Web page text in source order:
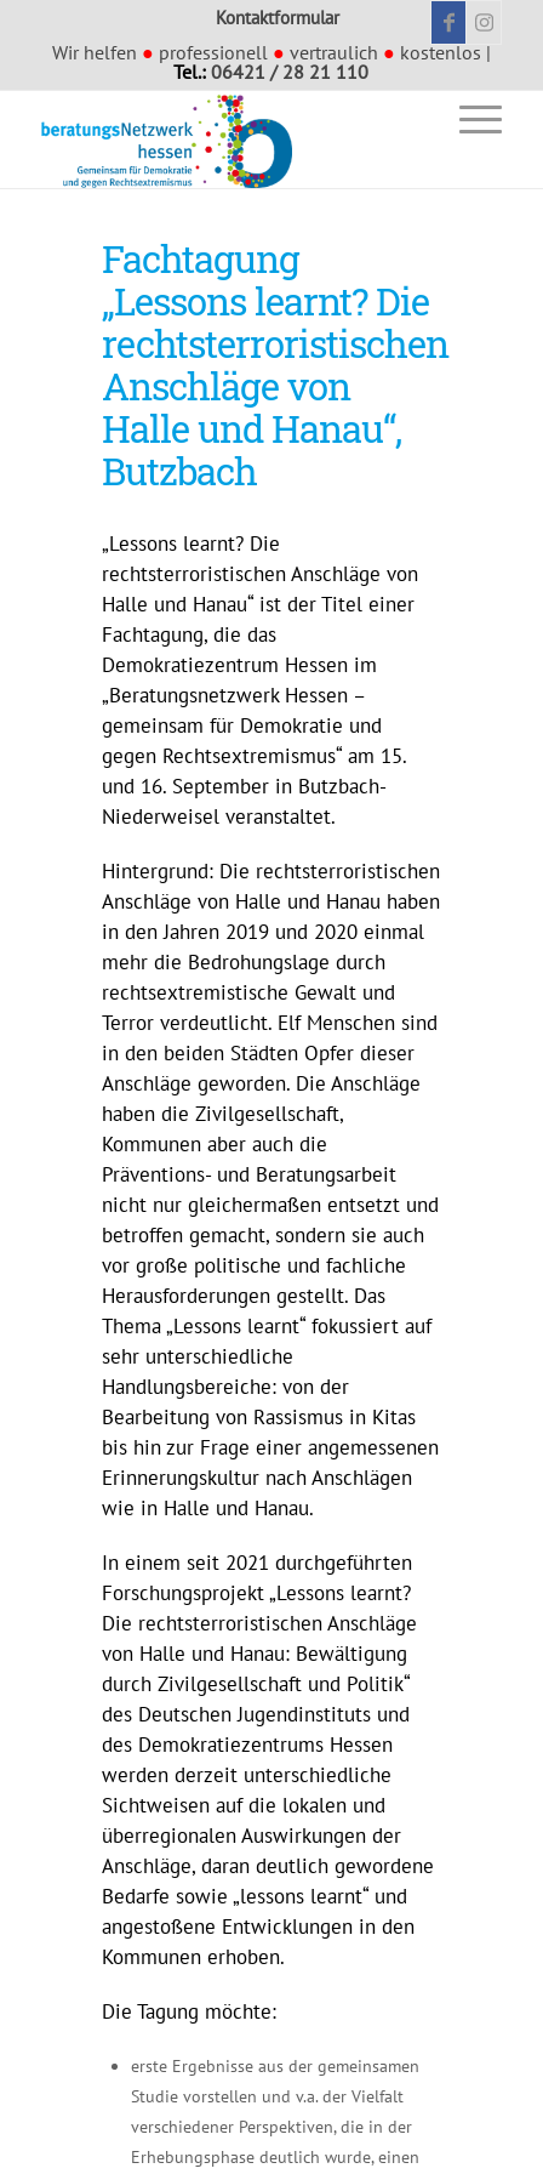
Kontaktformular
Wir helfen ● professionell ● vertraulich ● kostenlos |
Tel.:06421 / 28 21 110
Fachtagung
„Lessons learnt? Die
rechtsterroristischen
Anschläge von
Halle und Hanau“,
Butzbach
„Lessons learnt? Die
rechtsterroristischen Anschläge von
Halle und Hanau“ ist der Titel einer
Fachtagung, die das
Demokratiezentrum Hessen im
„Beratungsnetzwerk Hessen –
gemeinsam für Demokratie und
gegen Rechtsextremismus“ am 15.
und 16. September in Butzbach-
Niederweisel veranstaltet.
Hintergrund: Die rechtsterroristischen
Anschläge von Halle und Hanau haben
in den Jahren 2019 und 2020 einmal
mehr die Bedrohungslage durch
rechtsextremistische Gewalt und
Terror verdeutlicht. Elf Menschen sind
in den beiden Städten Opfer dieser
Anschläge geworden. Die Anschläge
haben die Zivilgesellschaft,
Kommunen aber auch die
Präventions- und Beratungsarbeit
nicht nur gleichermaßen entsetzt und
betroffen gemacht, sondern sie auch
vor große politische und fachliche
Herausforderungen gestellt. Das
Thema „Lessons learnt“ fokussiert auf
sehr unterschiedliche
Handlungsbereiche: von der
Bearbeitung von Rassismus in Kitas
bis hin zur Frage einer angemessenen
Erinnerungskultur nach Anschlägen
wie in Halle und Hanau.
In einem seit 2021 durchgeführten
Forschungsprojekt „Lessons learnt?
Die rechtsterroristischen Anschläge
von Halle und Hanau: Bewältigung
durch Zivilgesellschaft und Politik“
des Deutschen Jugendinstituts und
des Demokratiezentrums Hessen
werden derzeit unterschiedliche
Sichtweisen auf die lokalen und
überregionalen Auswirkungen der
Anschläge, daran deutlich gewordene
Bedarfe sowie „lessons learnt“ und
angestoßene Entwicklungen in den
Kommunen erhoben.
Die Tagung möchte:
erste Ergebnisse aus der gemeinsamen
Studie vorstellen und v.a. der Vielfalt
verschiedener Perspektiven, die in der
Erhebungsphase deutlich wurde, einen